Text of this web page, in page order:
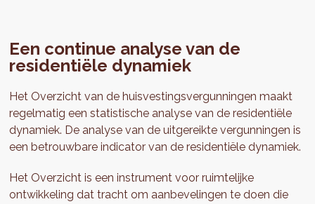
Een continue analyse van de
residentiële dynamiek
Het Overzicht van de huisvestingsvergunningen maakt
regelmatig een statistische analyse van de residentiële
dynamiek. De analyse van de uitgereikte vergunningen is
een betrouwbare indicator van de residentiële dynamiek.
Het Overzicht is een instrument voor ruimtelijke
ontwikkeling dat tracht om aanbevelingen te doen die